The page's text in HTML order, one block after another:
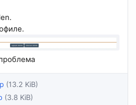
(13.2 KiB)
(3.8 KiB)